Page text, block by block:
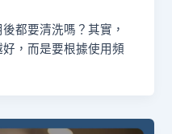
都要清洗嗎？其實，
，而是要根據使用頻